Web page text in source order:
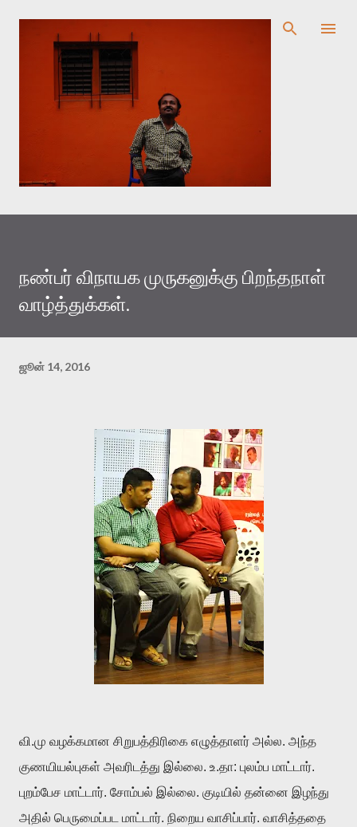
முதன்மை உள்ளடக்கத்திற்குச் செல்
நண்பர் விநாயக முருகனுக்கு பிறந்தநாள்
வாழ்த்துக்கள்.
ஜூன் 14, 2016
வி.மு வழக்கமான சிறுபத்திரிகை எழுத்தாளர் அல்ல. அந்த
குணயியல்புகள் அவரிடத்து இல்லை. உ.தா: புலம்ப மாட்டார்.
புறம்பேச மாட்டார். சோம்பல் இல்லை. குடியில் தன்னை இழந்து
அதில் பெருமைப்பட மாட்டார். நிறைய வாசிப்பார். வாசித்ததை